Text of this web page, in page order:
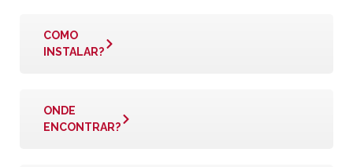
COMO
INSTALAR?
ONDE
ENCONTRAR?